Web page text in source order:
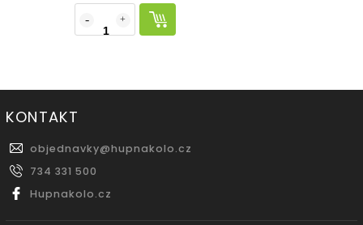
KONTAKT
objednavky@hupnakolo.cz
734 331 500
Hupnakolo.cz